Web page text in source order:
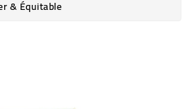
& Équitable